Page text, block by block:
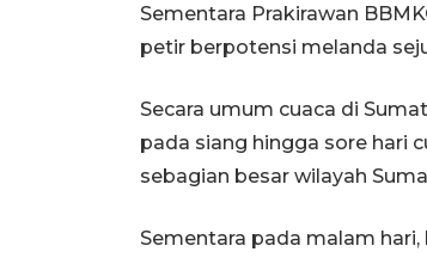
Sementara Prakirawan
petir berpotensi melanda
Secara umum cuaca di
pada siang hingga sore hari
sebagian besar wilayah
Sementara pada malam